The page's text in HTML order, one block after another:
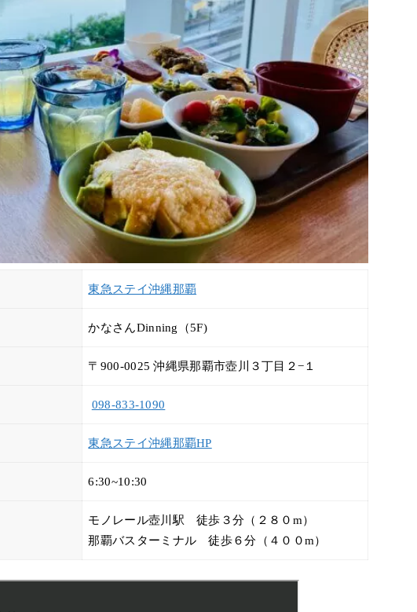
東急ステイ沖縄那覇
かなさんDinning（5F)
〒900-0025 沖縄県那覇市壺川３丁目２−１
098-833-1090
東急ステイ沖縄那覇HP
6:30~10:30
モノレール壺川駅 徒歩３分（２８０m）
那覇バスターミナル 徒歩６分（４００m）